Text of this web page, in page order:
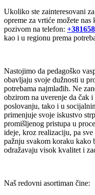
Ukoliko ste zainteresovani
opreme za vrtiće možete nas
pozivom na telefon:
kao i u regionu prema
Nastojimo da pedagoško
obavljaju svoje dužnosti u
potrebama najmlađih. Ne
obzirom na uverenje da čak
poslovanju, tako i u
primenjuje svoje iskustvo
promišljenog pristupa u
ideje, kroz realizaciju, pa
pažnju svakom koraku
odražavaju visok kvalitet i
Naš redovni asortiman čine: